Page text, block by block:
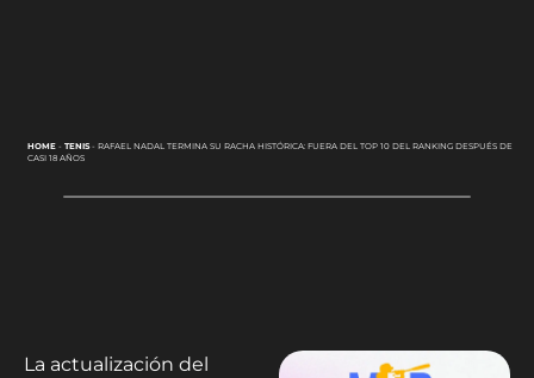
HOME- TENIS- RAFAEL NADAL TERMINA SU RACHA HISTÓRICA: FUERA DEL TOP 10 DEL RANKING DESPUÉS DE
CASI 18 AÑOS
La actualización del